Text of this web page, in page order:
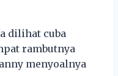
dilihat cuba
rambutnya
menyoalnya